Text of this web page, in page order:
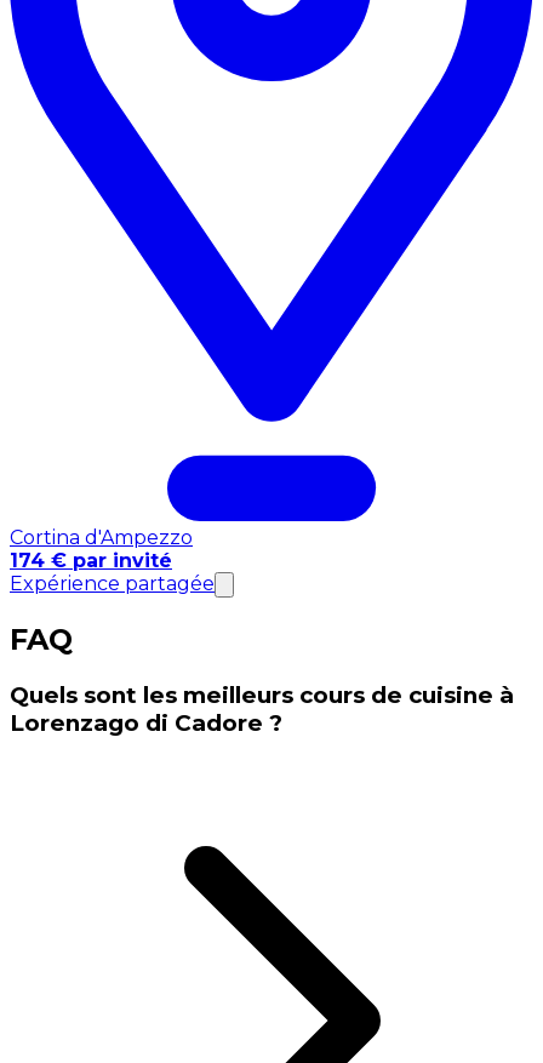
Cortina d'Ampezzo
174 € par invité
Expérience partagée
FAQ
Quels sont les meilleurs cours de cuisine à
Lorenzago di Cadore ?